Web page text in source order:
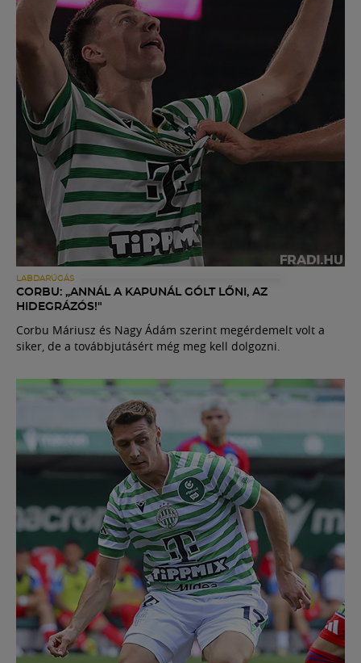
LABDARÚGÁS
CORBU: „ANNÁL A KAPUNÁL GÓLT LŐNI, AZ
HIDEGRÁZÓS!"
Corbu Máriusz és Nagy Ádám szerint megérdemelt volt a
siker, de a továbbjutásért még meg kell dolgozni.